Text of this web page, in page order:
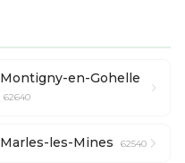
Montigny-en-Gohelle
62640
Marles-les-Mines 62540